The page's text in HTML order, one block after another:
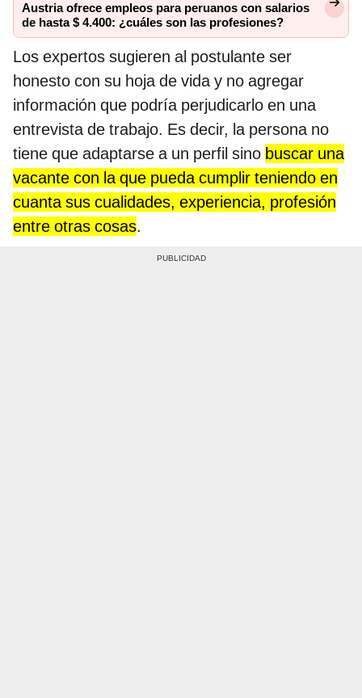
Austria ofrece empleos para peruanos con salarios
de hasta $ 4.400: ¿cuáles son las profesiones?
Los expertos sugieren al postulante ser
honesto con su hoja de vida y no agregar
información que podría perjudicarlo en una
entrevista de trabajo. Es decir, la persona no
tiene que adaptarse a un perfil sino buscar una
vacante con la que pueda cumplir teniendo en
cuanta sus cualidades, experiencia, profesión
entre otras cosas.